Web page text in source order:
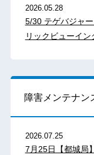
2026.05.28
5/30 テゲバジャ
リックビューイン
障害メンテナン
2026.07.25
7月25日【都城局